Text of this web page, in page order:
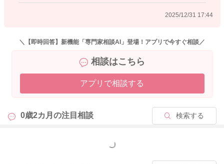
2025/12/31 17:44
＼【即時回答】新機能「専門家相談AI」登場！アプリで今すぐ相談／
相談はこちら
アプリで相談する
0歳2カ月の注目相談 検索する
もっと見る